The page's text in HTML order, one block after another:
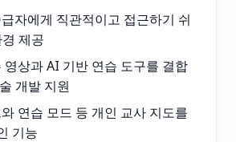
자에게 직관적이고 접근하기 쉬
제공
영상과 AI 기반 연습 도구를 결합
개발 지원
연습 모드 등 개인 교사 지도를
기능